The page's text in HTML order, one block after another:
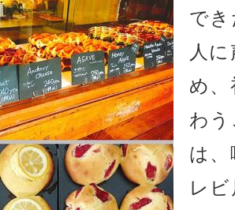
で
人
め
わ
は
レ